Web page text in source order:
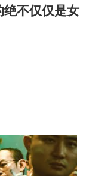
绝不仅仅是女